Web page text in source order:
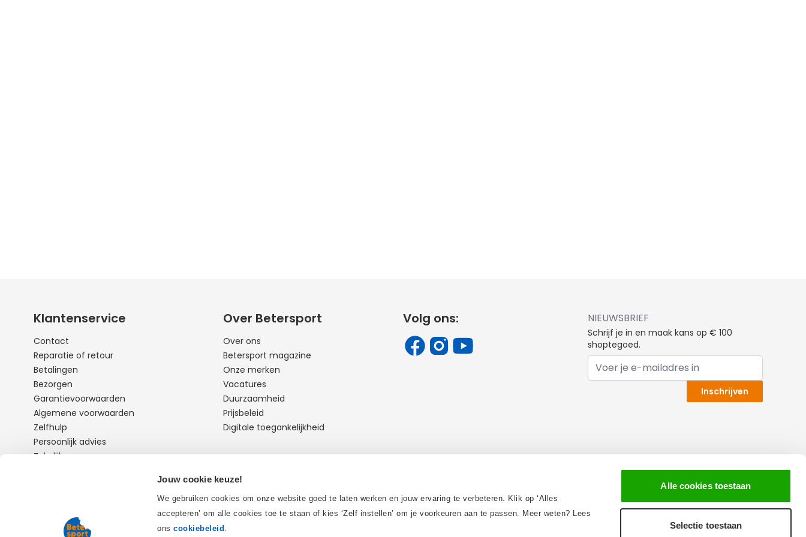
Jouw cookie keuze!
We gebruiken cookies om onze website goed te laten werken en jouw ervaring te verbeteren. Klik op ‘Alles
accepteren’ om alle cookies toe te staan of kies ‘Zelf instellen’ om je voorkeuren aan te passen. Meer weten? Lees
onscookiebeleid .
Alle cookies toestaan
Selectie toestaan
Klantenservice
Contact
Reparatie of retour
Betalingen
Bezorgen
Garantievoorwaarden
Algemene voorwaarden
Zelfhulp
Persoonlijk advies
Zakelijk
Over Betersport
Over ons
Betersport magazine
Onze merken
Vacatures
Duurzaamheid
Prijsbeleid
Digitale toegankelijkheid
Neem contact op
Volg ons: NIEUWSBRIEF
Schrijf je in en maak kans op € 100
shoptegoed.
E-mail adres
Inschrijven